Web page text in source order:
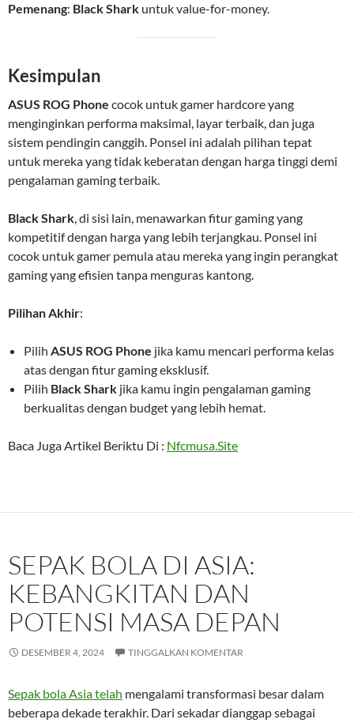
Pemenang: Black Shark untuk value-for-money.
Kesimpulan
ASUS ROG Phone cocok untuk gamer hardcore yang
menginginkan performa maksimal, layar terbaik, dan juga
sistem pendingin canggih. Ponsel ini adalah pilihan tepat
untuk mereka yang tidak keberatan dengan harga tinggi demi
pengalaman gaming terbaik.
Black Shark, di sisi lain, menawarkan fitur gaming yang
kompetitif dengan harga yang lebih terjangkau. Ponsel ini
cocok untuk gamer pemula atau mereka yang ingin perangkat
gaming yang efisien tanpa menguras kantong.
Pilihan Akhir:
Pilih ASUS ROG Phone jika kamu mencari performa kelas
atas dengan fitur gaming eksklusif.
Pilih Black Shark jika kamu ingin pengalaman gaming
berkualitas dengan budget yang lebih hemat.
Baca Juga Artikel Beriktu Di : Nfcmusa.Site
SEPAK BOLA DI ASIA:
KEBANGKITAN DAN
POTENSI MASA DEPAN
DESEMBER 4, 2024 TINGGALKAN KOMENTAR
Sepak bola Asia telah mengalami transformasi besar dalam
beberapa dekade terakhir. Dari sekadar dianggap sebagai